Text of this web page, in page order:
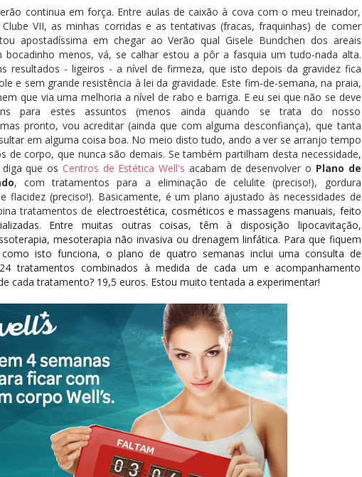
continua em força. Entre aulas de caixão à cova com o meu treinador,
VII, as minhas corridas e as tentativas (fracas, fraquinhas) de comer
apostadíssima em chegar ao Verão qual Gisele Bundchen dos areais
bocadinho menos, vá, se calhar estou a pôr a fasquia um tudo-nada alta.
resultados - ligeiros - a nível de firmeza, que isto depois da gravidez fica
e sem grande resistência à lei da gravidade. Este fim-de-semana, na praia,
que via uma melhoria a nível de rabo e barriga. E eu sei que não se deve
para estes assuntos (menos ainda quando se trata do nosso
pronto, vou acreditar (ainda que com alguma desconfiança), que tanta
em alguma coisa boa. No meio disto tudo, ando a ver se arranjo tempo
de corpo, que nunca são demais. Se também partilham desta necessidade,
que os Centros de Estética Well's acabam de desenvolver o Plano de
, com tratamentos para a eliminação de celulite (preciso!), gordura
flacidez (preciso!). Basicamente, é um plano ajustado às necessidades de
tratamentos de electroestética, cosméticos e massagens manuais, feito
Entre muitas outras coisas, têm à disposição lipocavitação,
mesoterapia não invasiva ou drenagem linfática. Para que fiquem
isto funciona, o plano de quatro semanas inclui uma consulta de
tratamentos combinados à medida de cada um e acompanhamento
cada tratamento? 19,5 euros. Estou muito tentada a experimentar!